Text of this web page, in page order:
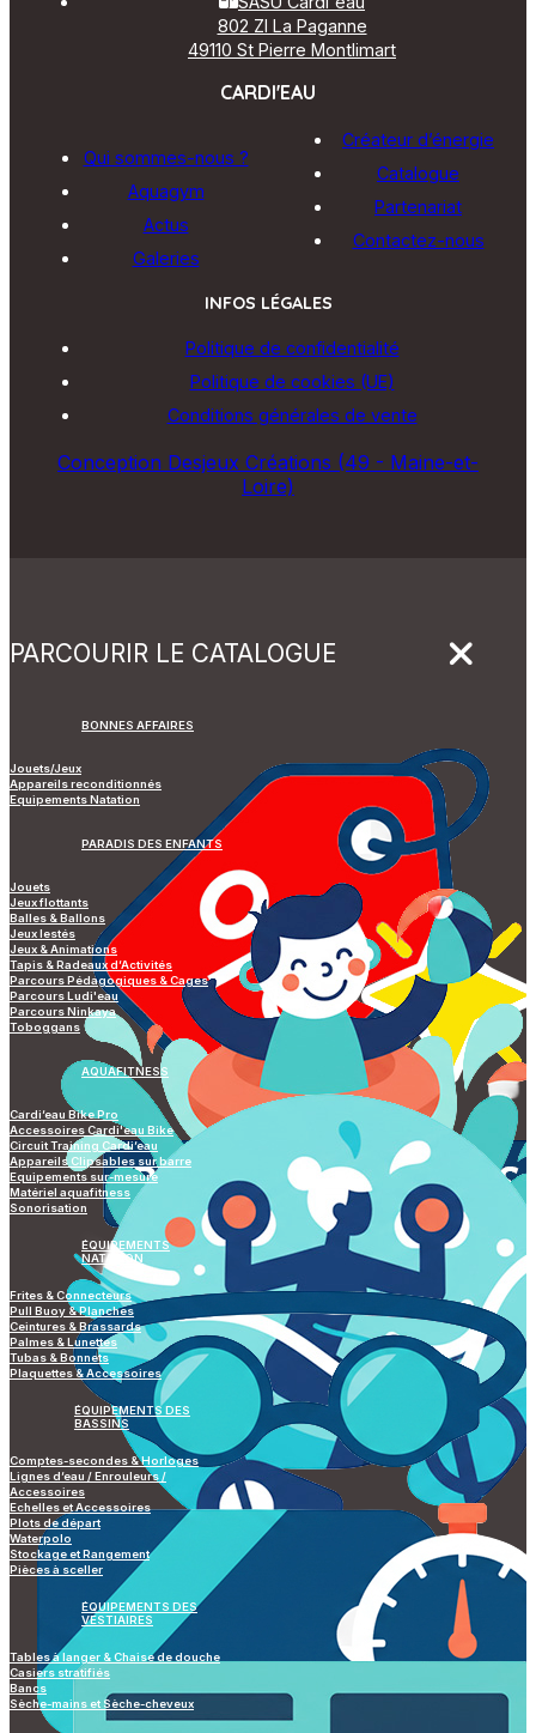
802 ZI La Paganne
49110 St Pierre Montlimart
CARDI'EAU
Qui sommes-nous ?
Aquagym
Actus
Galeries
Créateur d’énergie
Catalogue
Partenariat
Contactez-nous
INFOS LÉGALES
Politique de confidentialité
Politique de cookies (UE)
Conditions générales de vente
Conception Desjeux Créations (49 - Maine-et-
Loire)
PARCOURIR LE CATALOGUE
BONNES AFFAIRES
Jouets/Jeux
Appareils reconditionnés
Equipements Natation
PARADIS DES ENFANTS
Jouets
Jeux flottants
Balles & Ballons
Jeux lestés
Jeux & Animations
Tapis & Radeaux d’Activités
Parcours Pédagogiques & Cages
Parcours Ludi'eau
Parcours Ninkaya
Toboggans
AQUAFITNESS
Cardi’eau Bike Pro
Accessoires Cardi'eau Bike
Circuit Training Cardi’eau
Appareils Clipsables sur barre
Equipements sur-mesure
Matériel aquafitness
Sonorisation
ÉQUIPEMENTS
NATATION
Frites & Connecteurs
Pull Buoy & Planches
Ceintures & Brassards
Palmes & Lunettes
Tubas & Bonnets
Plaquettes & Accessoires
ÉQUIPEMENTS DES
BASSINS
Comptes-secondes & Horloges
Lignes d’eau / Enrouleurs /
Accessoires
Echelles et Accessoires
Plots de départ
Waterpolo
Stockage et Rangement
Pièces à sceller
ÉQUIPEMENTS DES
VESTIAIRES
Tables à langer & Chaise de douche
Casiers stratifiés
Bancs
Sèche-mains et Sèche-cheveux